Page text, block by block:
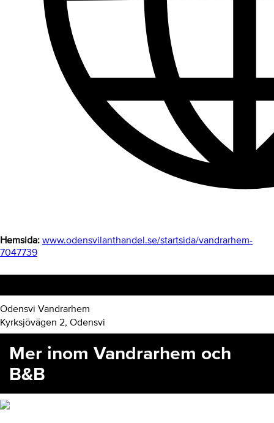
Hemsida: www.odensvilanthandel.se/startsida/vandrarhem-
7047739
Odensvi Vandrarhem
Kyrksjövägen 2, Odensvi
Mer inom Vandrarhem och
B&B